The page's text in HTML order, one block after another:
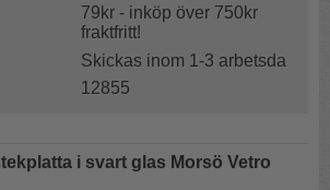
79kr - inköp över 750kr
fraktfritt!
Skickas inom 1-3 arbetsda
12855
i svart glas Morsö Vetro